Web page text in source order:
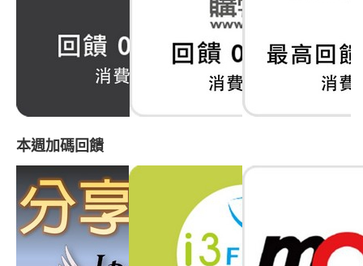
本週加碼回饋